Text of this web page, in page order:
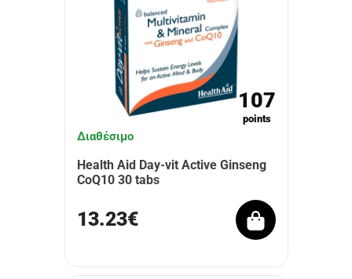
107
points
Διαθέσιμο
Health Aid Day-vit Active Ginseng
CoQ10 30 tabs
13.23€